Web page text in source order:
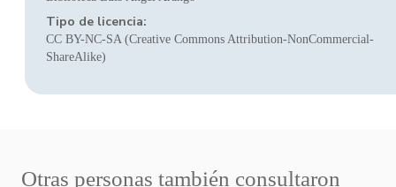
Tipo de licencia:
CC BY-NC-SA (Creative Commons Attribution-NonCommercial-
ShareAlike)
Otras personas también consultaron